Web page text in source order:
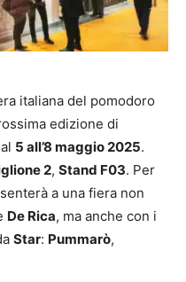
italiana del pomodoro
edizione di
5 all’8 maggio 2025.
2, Stand F03. Per
a una fiera non
De Rica, ma anche con i
Star: Pummarò,